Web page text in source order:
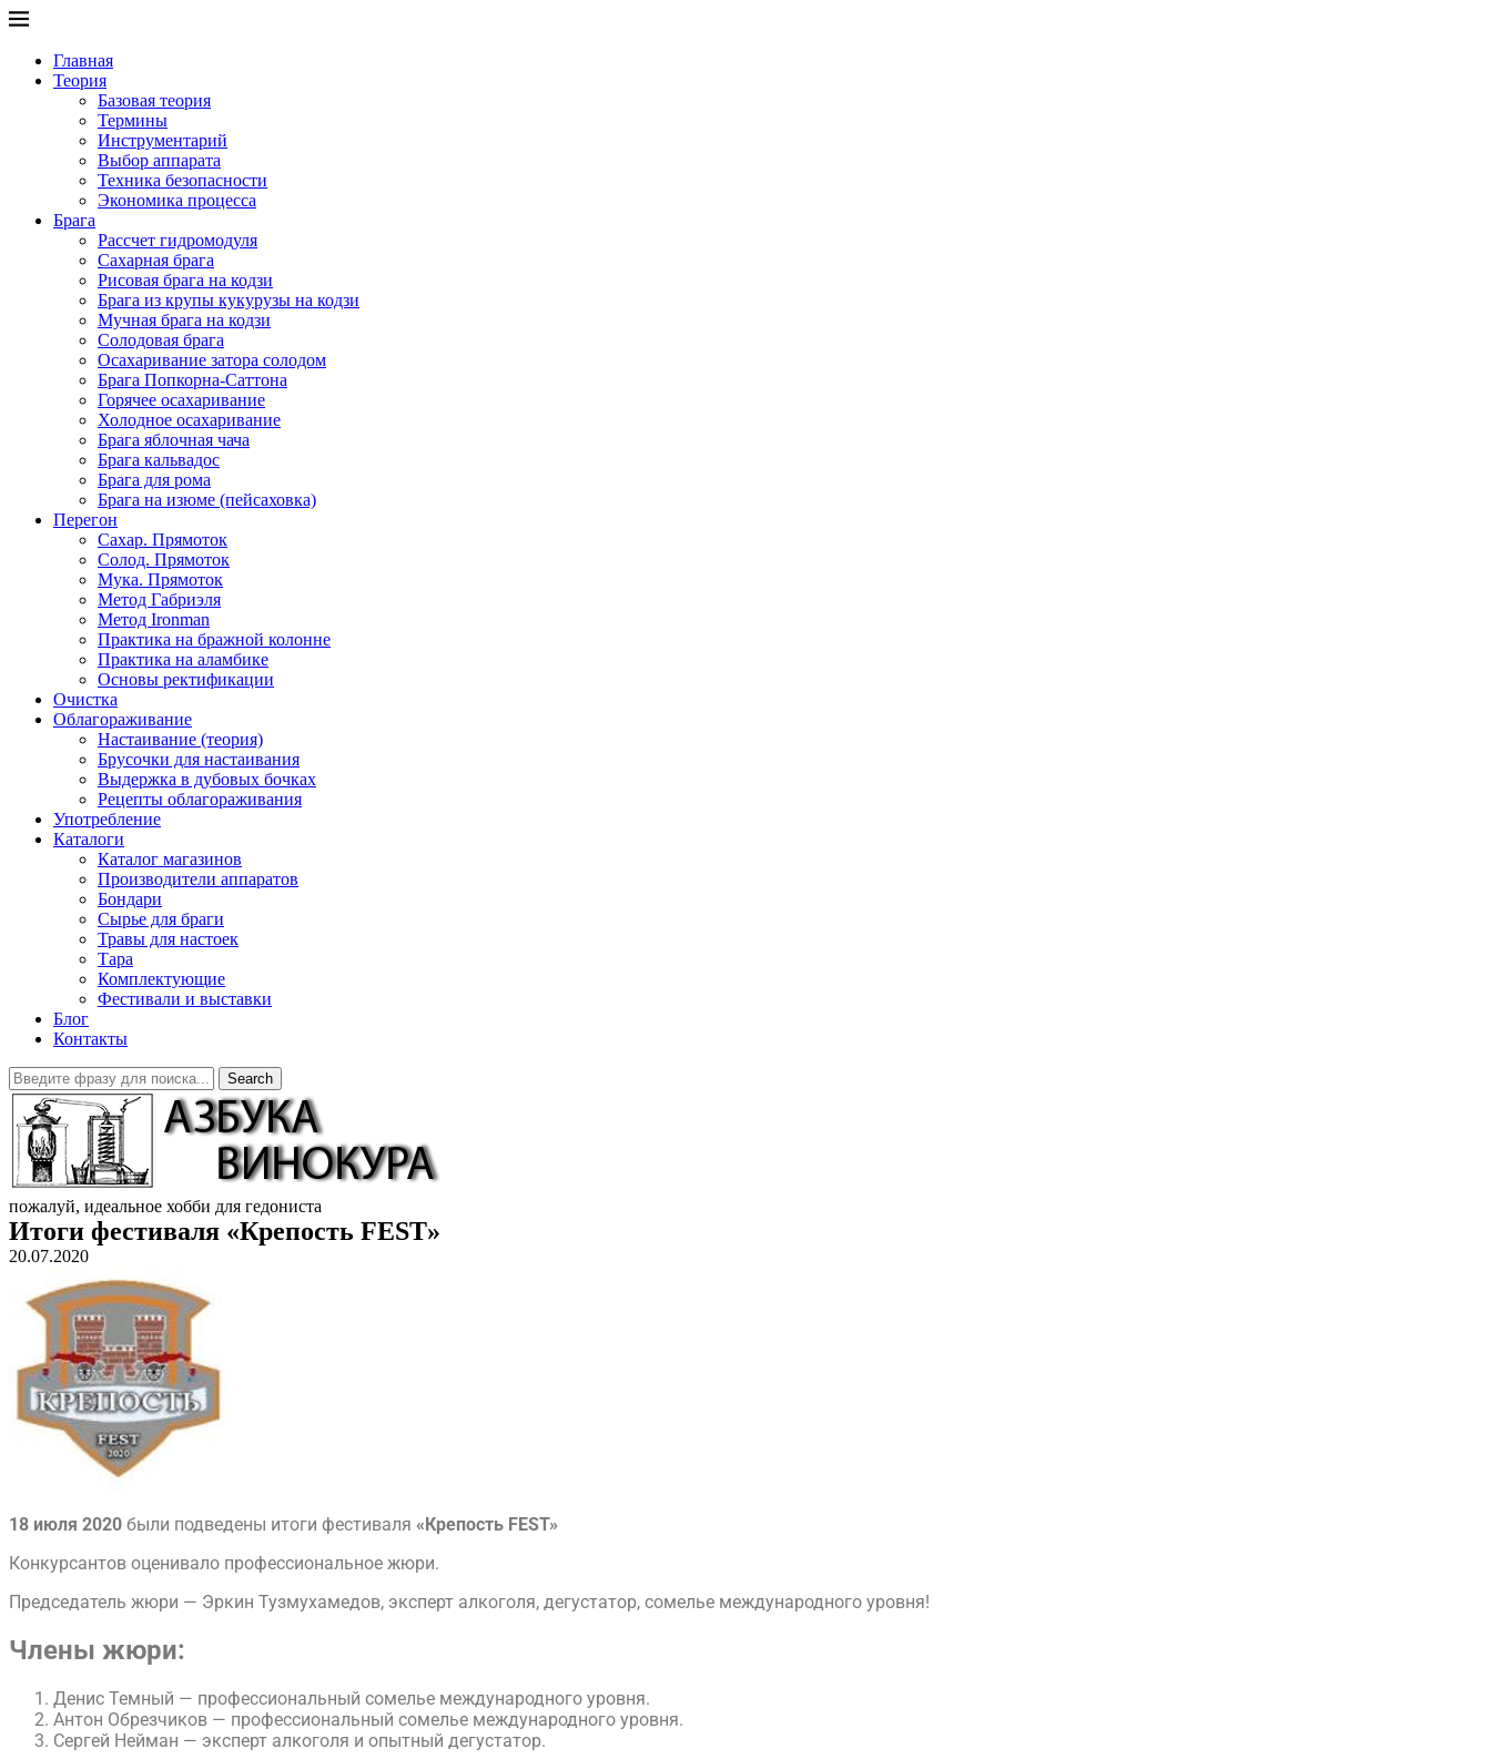
Главная
Теория
Базовая теория
Термины
Инструментарий
Выбор аппарата
Техника безопасности
Экономика процесса
Брага
Рассчет гидромодуля
Сахарная брага
Рисовая брага на кодзи
Брага из крупы кукурузы на кодзи
Мучная брага на кодзи
Солодовая брага
Осахаривание затора солодом
Брага Попкорна-Саттона
Горячее осахаривание
Холодное осахаривание
Брага яблочная чача
Брага кальвадос
Брага для рома
Брага на изюме (пейсаховка)
Перегон
Сахар. Прямоток
Солод. Прямоток
Мука. Прямоток
Метод Габриэля
Метод Ironman
Практика на бражной колонне
Практика на аламбике
Основы ректификации
Очистка
Облагораживание
Настаивание (теория)
Брусочки для настаивания
Выдержка в дубовых бочках
Рецепты облагораживания
Употребление
Каталоги
Каталог магазинов
Производители аппаратов
Бондари
Сырье для браги
Травы для настоек
Тара
Комплектующие
Фестивали и выставки
Блог
Контакты
Search
пожалуй, идеальное хобби для гедониста
Итоги фестиваля «Крепость FEST»
20.07.2020
18 июля 2020 были подведены итоги фестиваля «Крепость FEST»
Конкурсантов оценивало профессиональное жюри.
Председатель жюри — Эркин Тузмухамедов, эксперт алкоголя, дегустатор, сомелье международного уровня!
​Члены жюри:
Денис Темный — профессиональный сомелье международного уровня.
Антон Обрезчиков — профессиональный сомелье международного уровня.
Сергей Нейман — эксперт алкоголя и опытный дегустатор.